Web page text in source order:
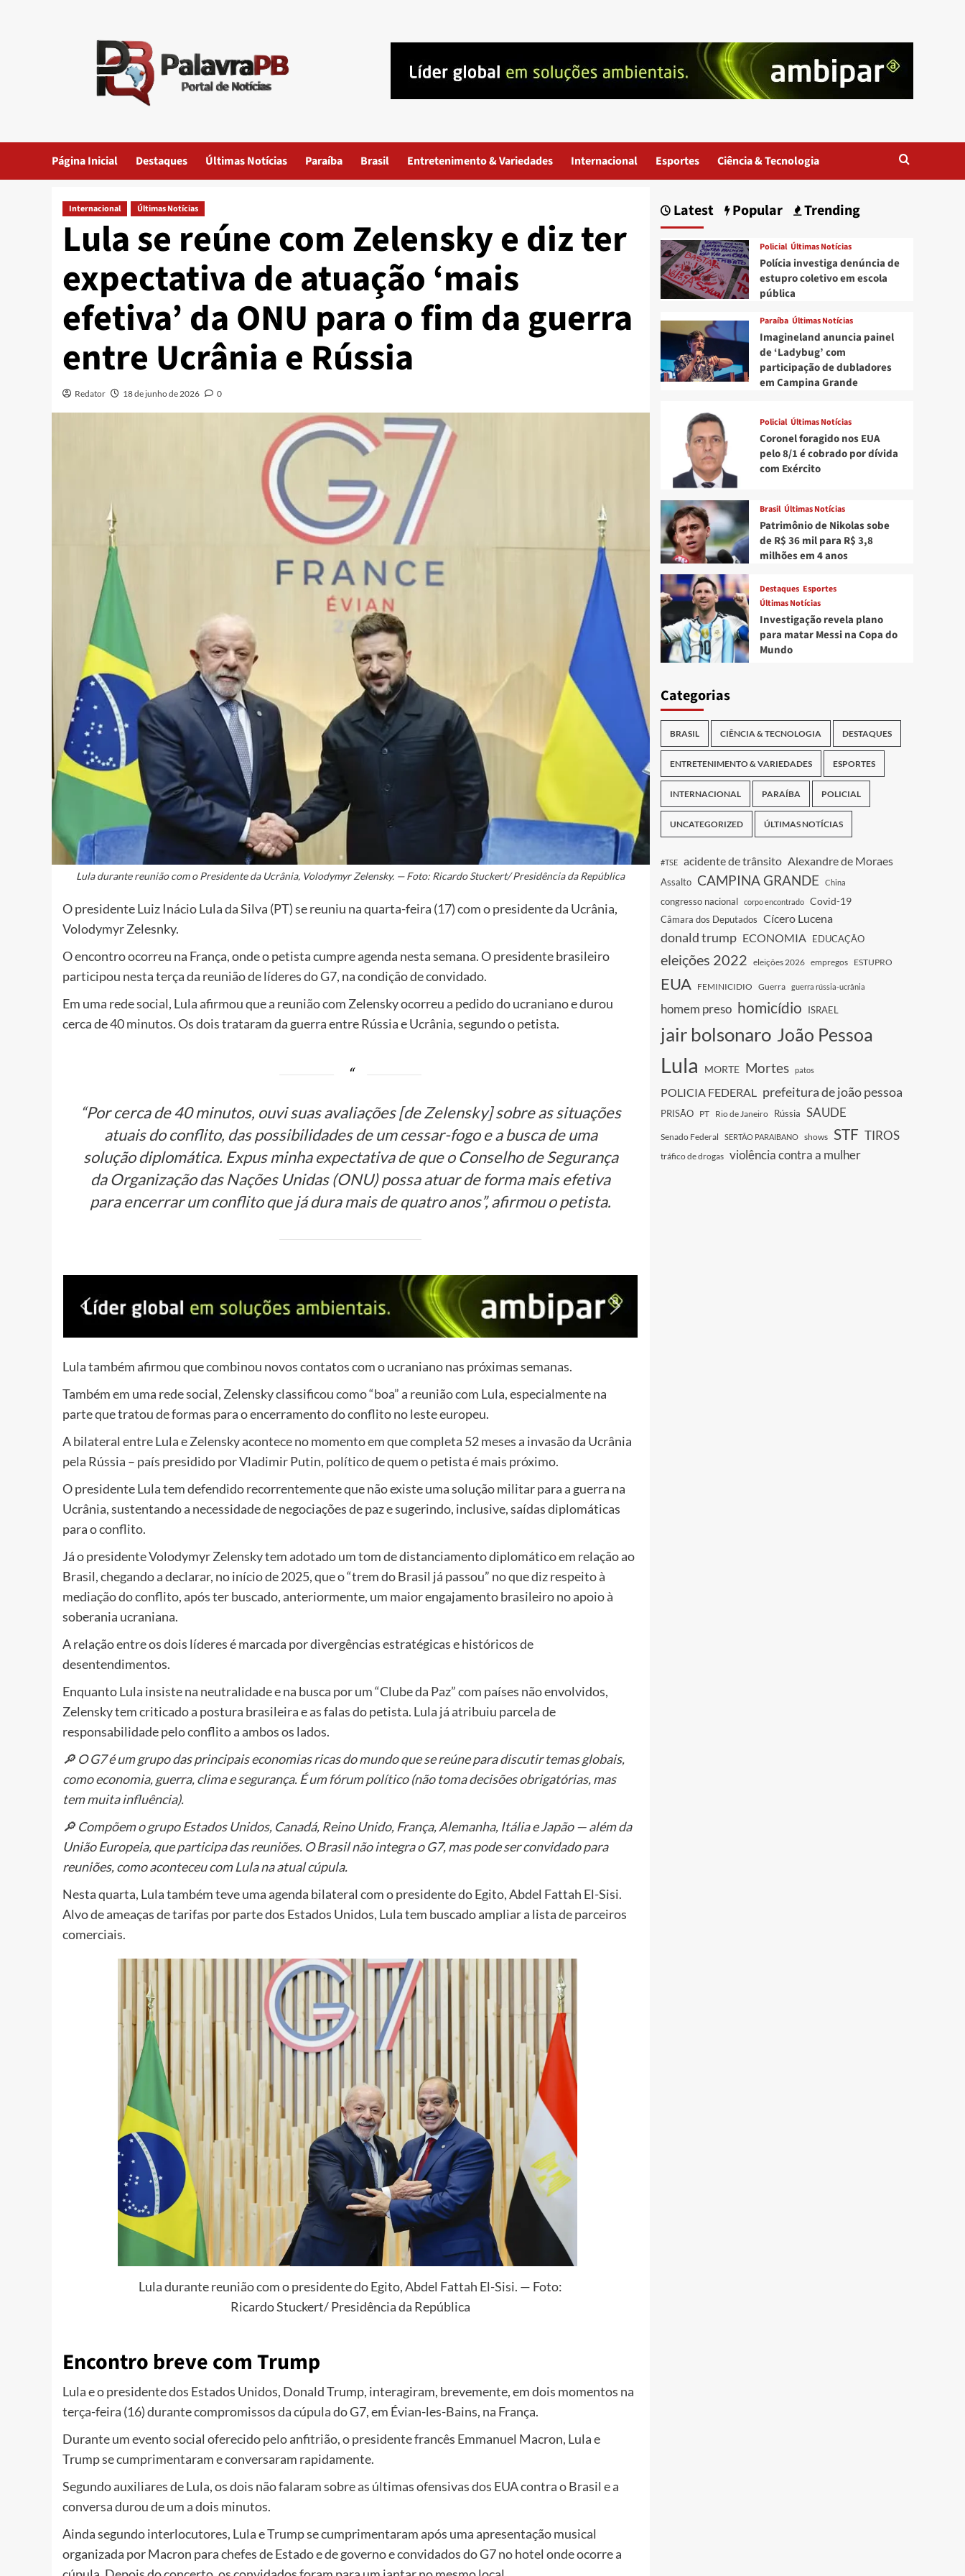
Página Inicial Destaques Últimas Notícias Paraíba Brasil Entretenimento & Variedades Internacional Esportes Ciência & Tecnologia
Internacional Últimas Notícias
Lula se reúne com Zelensky e diz ter
expectativa de atuação ‘mais
efetiva’ da ONU para o fim da guerra
entre Ucrânia e Rússia
Redator 18 de junho de 2026 0
Lula durante reunião com o Presidente da Ucrânia, Volodymyr Zelensky. — Foto: Ricardo Stuckert/ Presidência da República
O presidente Luiz Inácio Lula da Silva (PT) se reuniu na quarta-feira (17) com o presidente da Ucrânia,
Volodymyr Zelesnky.
O encontro ocorreu na França, onde o petista cumpre agenda nesta semana. O presidente brasileiro
participou nesta terça da reunião de líderes doG7, na condição de convidado.
Em uma rede social, Lula afirmou que a reunião com Zelensky ocorreu a pedido do ucraniano e durou
cerca de 40 minutos. Os dois trataram da guerra entre Rússia e Ucrânia, segundo o petista.
“Por cerca de 40 minutos, ouvi suas avaliações [de Zelensky] sobre as situações
atuais do conflito, das possibilidades de um cessar-fogo e a busca de uma
solução diplomática. Expus minha expectativa de que o Conselho de Segurança
da Organização das Nações Unidas (ONU) possa atuar de forma mais efetiva
para encerrar um conflito que já dura mais de quatro anos”, afirmou o petista.
Lula também afirmou que combinou novos contatos com o ucraniano nas próximas semanas.
Também em uma rede social, Zelensky classificou como “boa” a reunião com Lula, especialmente na
parte que tratou de formas para o encerramento do conflito no leste europeu.
A bilateral entre Lula e Zelensky acontece no momento em que completa 52 meses a invasão da Ucrânia
pela Rússia – país presidido por Vladimir Putin, político de quem o petista é mais próximo.
O presidente Lula tem defendido recorrentemente que não existe uma solução militar para a guerra na
Ucrânia, sustentando a necessidade de negociações de paz e sugerindo, inclusive, saídas diplomáticas
para o conflito.
Já o presidente Volodymyr Zelensky tem adotado um tom de distanciamento diplomático em relação ao
Brasil, chegando a declarar, no início de 2025, que o “trem do Brasil já passou” no que diz respeito à
mediação do conflito, após ter buscado, anteriormente, um maior engajamento brasileiro no apoio à
soberania ucraniana.
A relação entre os dois líderes é marcada por divergências estratégicas e históricos de
desentendimentos.
Enquanto Lula insiste na neutralidade e na busca por um “Clube da Paz” com países não envolvidos,
Zelensky tem criticado a postura brasileira e as falas do petista. Lula já atribuiu parcela de
responsabilidade pelo conflito a ambos os lados.
🔎 O G7 é um grupo das principais economias ricas do mundo que se reúne para discutir temas globais,
como economia, guerra, clima e segurança. É um fórum político (não toma decisões obrigatórias, mas
tem muita influência).
🔎 Compõem o grupo Estados Unidos, Canadá, Reino Unido, França, Alemanha, Itália e Japão — além da
União Europeia, que participa das reuniões. O Brasil não integra o G7, mas pode ser convidado para
reuniões, como aconteceu com Lula na atual cúpula.
Nesta quarta, Lula também teve uma agenda bilateral com o presidente do Egito, Abdel Fattah El-Sisi.
Alvo de ameaças de tarifas por parte dos Estados Unidos, Lula tem buscado ampliar a lista de parceiros
comerciais.
Lula durante reunião com o presidente do Egito, Abdel Fattah El-Sisi. — Foto:
Ricardo Stuckert/ Presidência da República
Encontro breve com Trump
Lula e o presidente dos Estados Unidos, Donald Trump, interagiram, brevemente, em dois momentos na
terça-feira (16) durante compromissos da cúpula do G7, em Évian-les-Bains, na França.
Durante um evento social oferecido pelo anfitrião, o presidente francês Emmanuel Macron, Lula e
Trump se cumprimentaram e conversaram rapidamente.
Segundo auxiliares de Lula, os dois não falaram sobre as últimas ofensivas dos EUA contra o Brasil e a
conversa durou de um a dois minutos.
Ainda segundo interlocutores, Lula e Trump se cumprimentaram após uma apresentação musical
organizada por Macron para chefes de Estado e de governo e convidados do G7 no hotel onde ocorre a
Latest Popular Trending
Policial Últimas Notícias
Polícia investiga denúncia de
estupro coletivo em escola
pública
Paraíba Últimas Notícias
Imagineland anuncia painel
de ‘Ladybug’ com
participação de dubladores
em Campina Grande
Policial Últimas Notícias
Coronel foragido nos EUA
pelo 8/1 é cobrado por dívida
com Exército
Brasil Últimas Notícias
Patrimônio de Nikolas sobe
de R$ 36 mil para R$ 3,8
milhões em 4 anos
Destaques Esportes
Últimas Notícias
Investigação revela plano
para matar Messi na Copa do
Mundo
Categorias
BRASIL CIÊNCIA & TECNOLOGIA DESTAQUES
ENTRETENIMENTO & VARIEDADES ESPORTES
INTERNACIONAL PARAÍBA POLICIAL
UNCATEGORIZED ÚLTIMAS NOTÍCIAS
#TSE acidente de trânsito Alexandre de Moraes
Assalto CAMPINA GRANDE China
congresso nacional corpo encontrado Covid-19
Câmara dos Deputados Cícero Lucena
donald trump ECONOMIA EDUCAÇÃO
eleições 2022 eleições 2026 empregos ESTUPRO
EUA FEMINICIDIO Guerra guerra rússia-ucrânia
homem preso homicídio ISRAEL
jair bolsonaro João Pessoa
Lula MORTE Mortes patos
POLICIA FEDERAL prefeitura de joão pessoa
PRISÃO PT Rio de Janeiro Rússia SAUDE
Senado Federal SERTÃO PARAIBANO shows STF TIROS
tráfico de drogas violência contra a mulher